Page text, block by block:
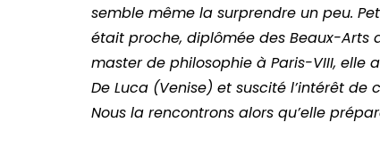
semble même la surprendre un peu.
était proche, diplômée des Beaux-
master de philosophie à Paris-VIII, elle
De Luca (Venise) et suscité l’intérêt
Nous la rencontrons alors qu’elle